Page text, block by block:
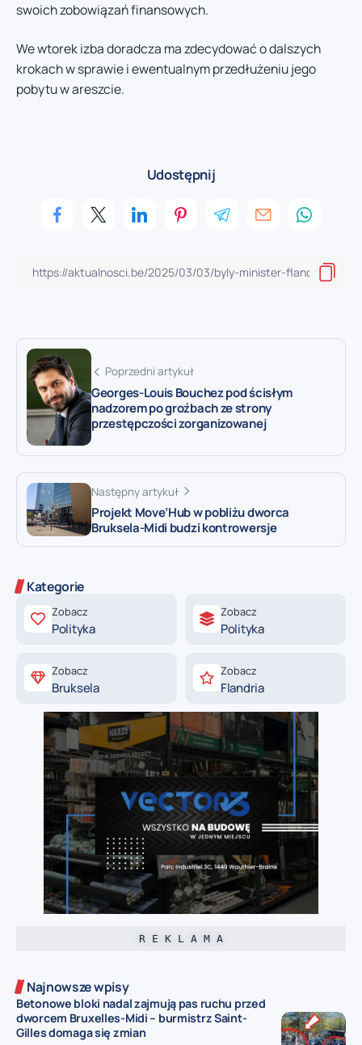
swoich zobowiązań finansowych.
We wtorek izba doradcza ma zdecydować o dalszych
krokach w sprawie i ewentualnym przedłużeniu jego
pobytu w areszcie.
Udostępnij
Poprzedni artykuł
Georges-Louis Bouchez pod ścisłym
nadzorem po groźbach ze strony
przestępczości zorganizowanej
Następny artykuł
Projekt Move’Hub w pobliżu dworca
Bruksela-Midi budzi kontrowersje
Kategorie
Zobacz
Polityka
Zobacz
Polityka
Zobacz
Bruksela
Zobacz
Flandria
R E K L A M A
Najnowsze wpisy
Betonowe bloki nadal zajmują pas ruchu przed
dworcem Bruxelles-Midi – burmistrz Saint-
Gilles domaga się zmian